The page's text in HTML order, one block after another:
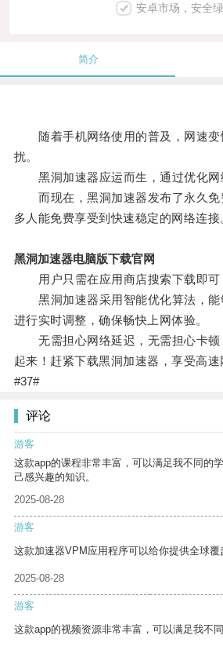
安卓市场，安全
简介
随着手机网络使用的普及，网速变
扰。
黑洞加速器应运而生，通过优化网
而现在，黑洞加速器发布了永久免
多人能免费享受到快速稳定的网络连接
黑洞加速器电脑版下载官网
用户只需在应用商店搜索下载即可
黑洞加速器采用智能优化算法，能
进行实时调整，确保畅快上网体验。
无需担心网络延迟，无需担心卡顿
起来！赶紧下载黑洞加速器，享受高速
#37#
评论
游客
这款app的课程非常丰富，可以满足我不同的
己感兴趣的知识。
2025-08-28
游客
这款加速器VPM应用程序可以给你提供全球覆
2025-08-28
游客
这款app的视频资源非常丰富，可以满足我不同